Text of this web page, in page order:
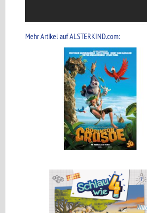
Mehr Artikel auf ALSTERKIND.com: